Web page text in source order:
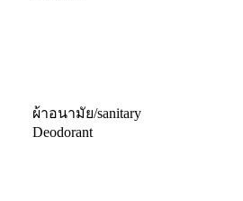
ผ้าอนามัย/sanitary
Deodorant